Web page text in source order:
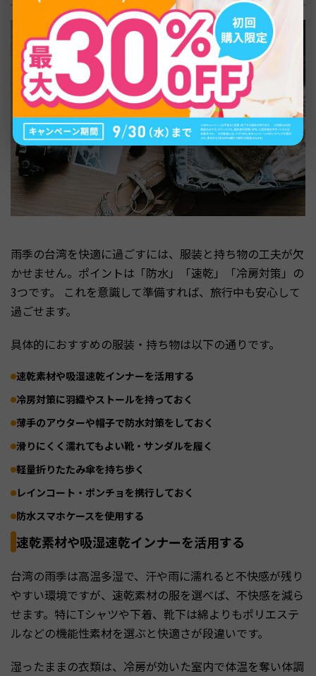
雨季の台湾を快適に過ごすには、服装と持ち物の工夫が欠
かせません。ポイントは「防水」「速乾」「冷房対策」の
3つです。 これを意識して準備すれば、旅行中も安心して
過ごせます。
具体的におすすめの服装・持ち物は以下の通りです。
速乾素材や吸湿速乾インナーを活用する
冷房対策に羽織やストールを持っておく
薄手のアウターや帽子で防水対策をしておく
滑りにくく濡れてもよい靴・サンダルを履く
軽量折りたたみ傘を持ち歩く
レインコート・ポンチョを携行しておく
防水スマホケースを使用する
速乾素材や吸湿速乾インナーを活用する
台湾の雨季は高温多湿で、汗や雨に濡れると不快感が残り
やすい環境ですが、速乾素材の服を選べば、不快感を減ら
せます。特にTシャツや下着、靴下は綿よりもポリエステ
ルなどの機能性素材を選ぶと快適さが段違いです。
湿ったままの衣類は、冷房が効いた室内で体温を奪い体調